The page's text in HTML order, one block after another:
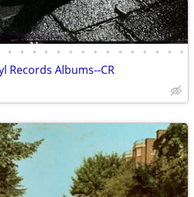
• • • • • • • • • • • • • • •
Records Albums--CR